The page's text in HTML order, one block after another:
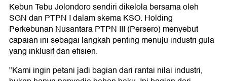
Kebun Tebu Jolondoro sendiri dikelola bersama oleh
SGN dan PTPN I dalam skema KSO. Holding
Perkebunan Nusantara PTPN III (Persero) menyebut
capaian ini sebagai langkah penting menuju industri gula
yang inklusif dan efisien.
"Kami ingin petani jadi bagian dari rantai nilai industri,